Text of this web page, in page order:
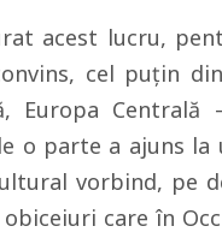
acest lucru,
cel puţin
Europa
o parte a ajuns
vorbind, pe
care în